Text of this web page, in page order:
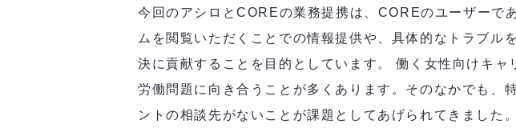
今回のアシロとCOREの業務提携は、COREのユーザーで
ムを閲覧いただくことでの情報提供や、具体的なトラブ
決に貢献することを目的としています。 働く女性向けキ
労働問題に向き合うことが多くあります。そのなかでも、
ントの相談先がないことが課題としてあげられてきまし